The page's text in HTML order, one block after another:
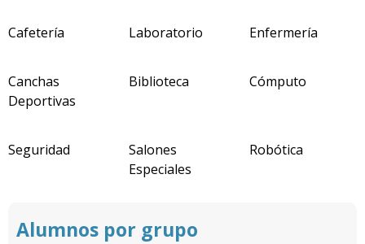
Cafetería Laboratorio Enfermería
Canchas
Deportivas
Biblioteca Cómputo
Seguridad
Salones
Especiales
Robótica
Alumnos por grupo